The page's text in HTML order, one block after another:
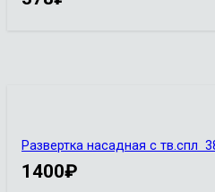
Развертка насадная с тв.спл
1400₽